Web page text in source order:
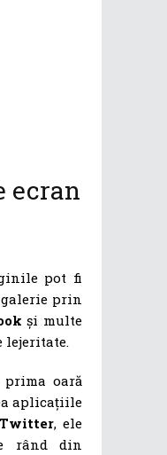
ecran
pot fi
prin
și multe
lejeritate.
oară
aplicațiile
Twitter, ele
rând din